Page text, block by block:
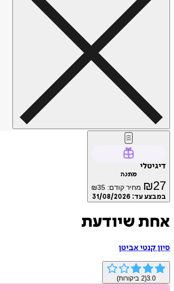
דיגיטלי
מתנה
₪27 מחיר קודם: ₪35
במבצע עד: 31/08/2026
אחת שיודעת
סיון קנטי אביטן
3.0
(
2 ביקורות)